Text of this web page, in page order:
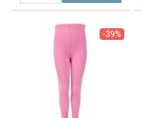
-39%